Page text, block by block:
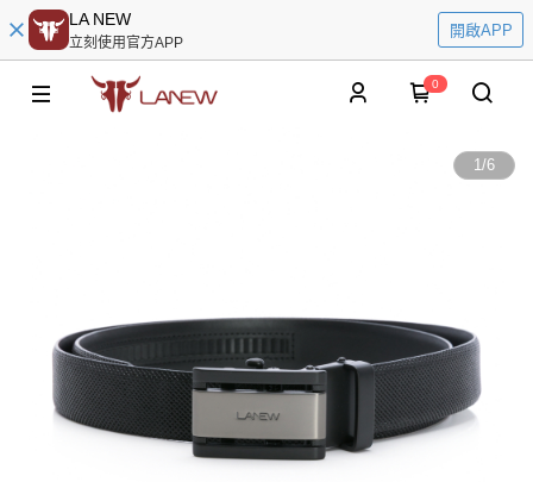
LA NEW
立刻使用官方APP
開啟APP
0
1/6